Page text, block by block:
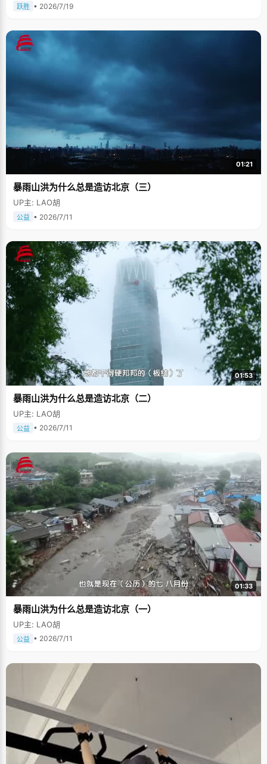
跃胜 • 2026/7/19
01:21
暴雨山洪为什么总是造访北京（三）
UP主: LAO胡
公益 • 2026/7/11
01:53
暴雨山洪为什么总是造访北京（二）
UP主: LAO胡
公益 • 2026/7/11
01:33
暴雨山洪为什么总是造访北京（一）
UP主: LAO胡
公益 • 2026/7/11